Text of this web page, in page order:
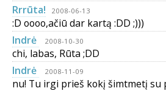
Rrrūta!
2008-06-13
:D oooo,ačiū dar kartą :DD ;)))
Indrė
2008-10-30
chi, labas, Rūta ;DD
Indrė
2008-11-09
nu! Tu irgi prieš kokį šimtmetį su